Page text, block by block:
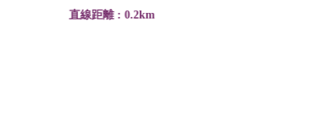
距離 : 0.2km